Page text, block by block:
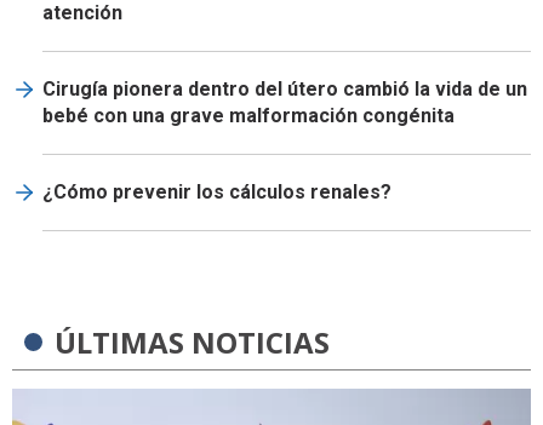
atención
Cirugía pionera dentro del útero cambió la vida de un
bebé con una grave malformación congénita
¿Cómo prevenir los cálculos renales?
ÚLTIMAS NOTICIAS